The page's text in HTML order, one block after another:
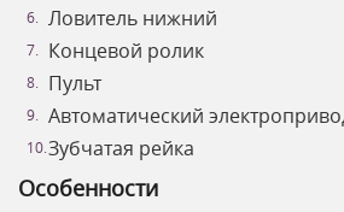
Ловитель нижний
Концевой ролик
Пульт
Автоматический
Зубчатая рейка
Особенности